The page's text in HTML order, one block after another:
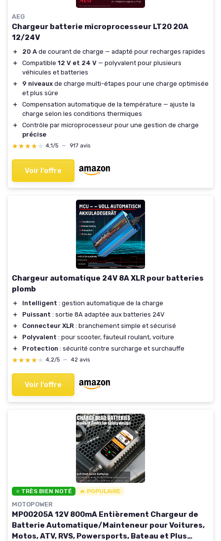
AEG
Chargeur batterie microprocesseur LT20 20A
12/24V
＋ 20 A de courant de charge — adapté pour recharges rapides
＋
Compatible 12 V et 24 V — polyvalent pour plusieurs
véhicules et batteries
＋
9 niveaux de charge multi-étapes pour une charge optimisée
et plus sûre
＋
Compensation automatique de la température — ajuste la
charge selon les conditions thermiques
＋
Contrôle par microprocesseur pour une gestion de charge
précise
★★★★★
★★★★★ 4,1/5 — 917 avis
Voir l'offre
Chargeur automatique 24V 8A XLR pour batteries
plomb
＋ Intelligent : gestion automatique de la charge
＋
Puissant : sortie 8A adaptée aux batteries 24V
＋
Connecteur XLR : branchement simple et sécurisé
＋
Polyvalent : pour scooter, fauteuil roulant, voiture
＋
Protection : sécurité contre surcharge et surchauffe
★★★★★
★★★★★ 4,2/5 — 42 avis
Voir l'offre
⭐ TRÈS BIEN NOTÉ 🔥 POPULAIRE
MOTOPOWER
MP00205A 12V 800mA Entièrement Chargeur de
Batterie Automatique/Mainteneur pour Voitures,
Motos, ATV, RVS, Powersports, Bateau et Plus